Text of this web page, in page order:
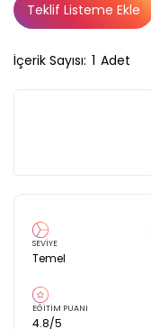
İçerik Sayısı: 1 Adet
SEVİYE
Temel
EĞİTİM PUANI
4.8/5
Teklif Listeme Ekle